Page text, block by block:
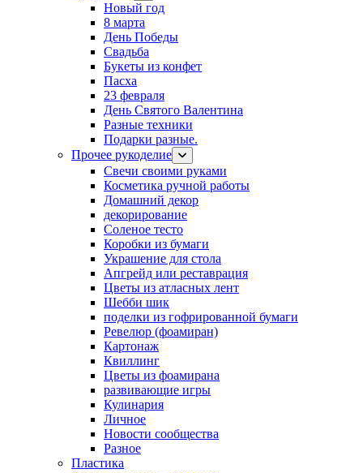
Новый год
8 марта
День Победы
Свадьба
Букеты из конфет
Пасха
23 февраля
День Святого Валентина
Разные техники
Подарки разные.
Прочее рукоделие
Свечи своими руками
Косметика ручной работы
Домашний декор
декорирование
Соленое тесто
Коробки из бумаги
Украшение для стола
Апгрейд или реставрация
Цветы из атласных лент
Шебби шик
поделки из гофрированной бумаги
Ревелюр (фоамиран)
Картонаж
Квиллинг
Цветы из фоамирана
развивающие игры
Кулинария
Личное
Новости сообщества
Разное
Пластика